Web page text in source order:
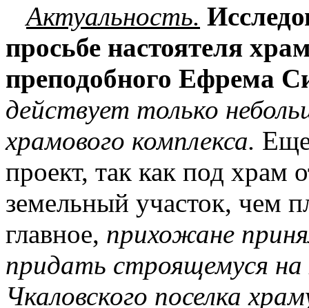
Актуальность.
просьбе настоятеля
преподобного Ефрема
действует только
храмового комплекса.
проект, так как под храм
земельный участок, чем
главное, прихожане
придать строящемуся
Чкаловского поселка